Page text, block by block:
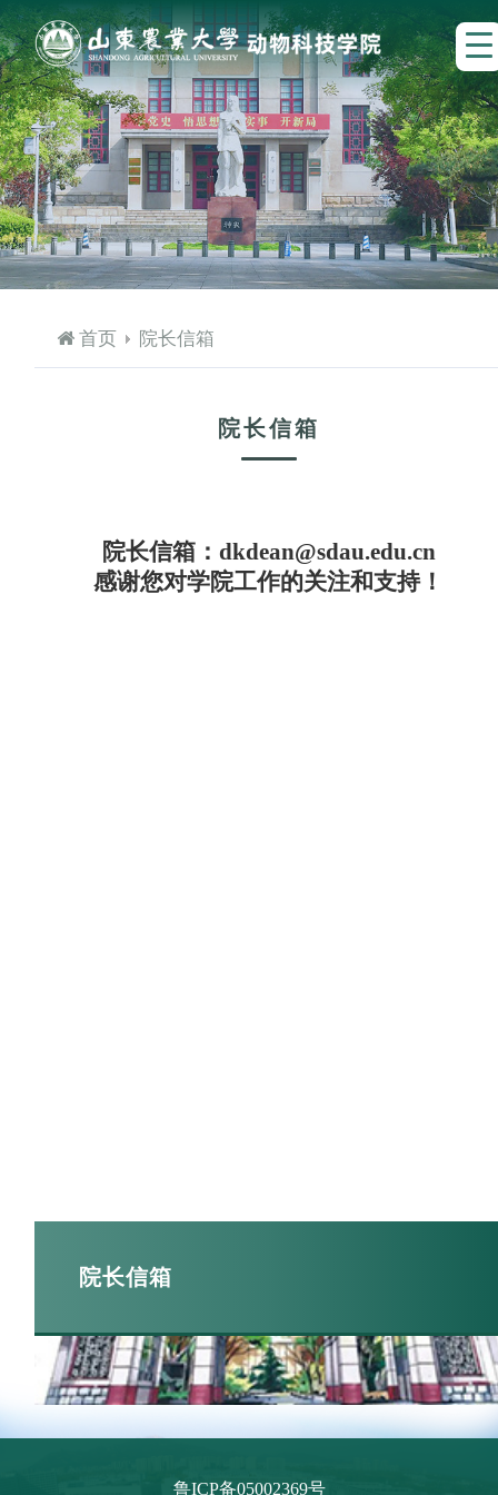
首页 院长信箱
院长信箱
院长信箱：dkdean@sdau.edu.cn
感谢您对学院工作的关注和支持！
院长信箱
鲁ICP备05002369号